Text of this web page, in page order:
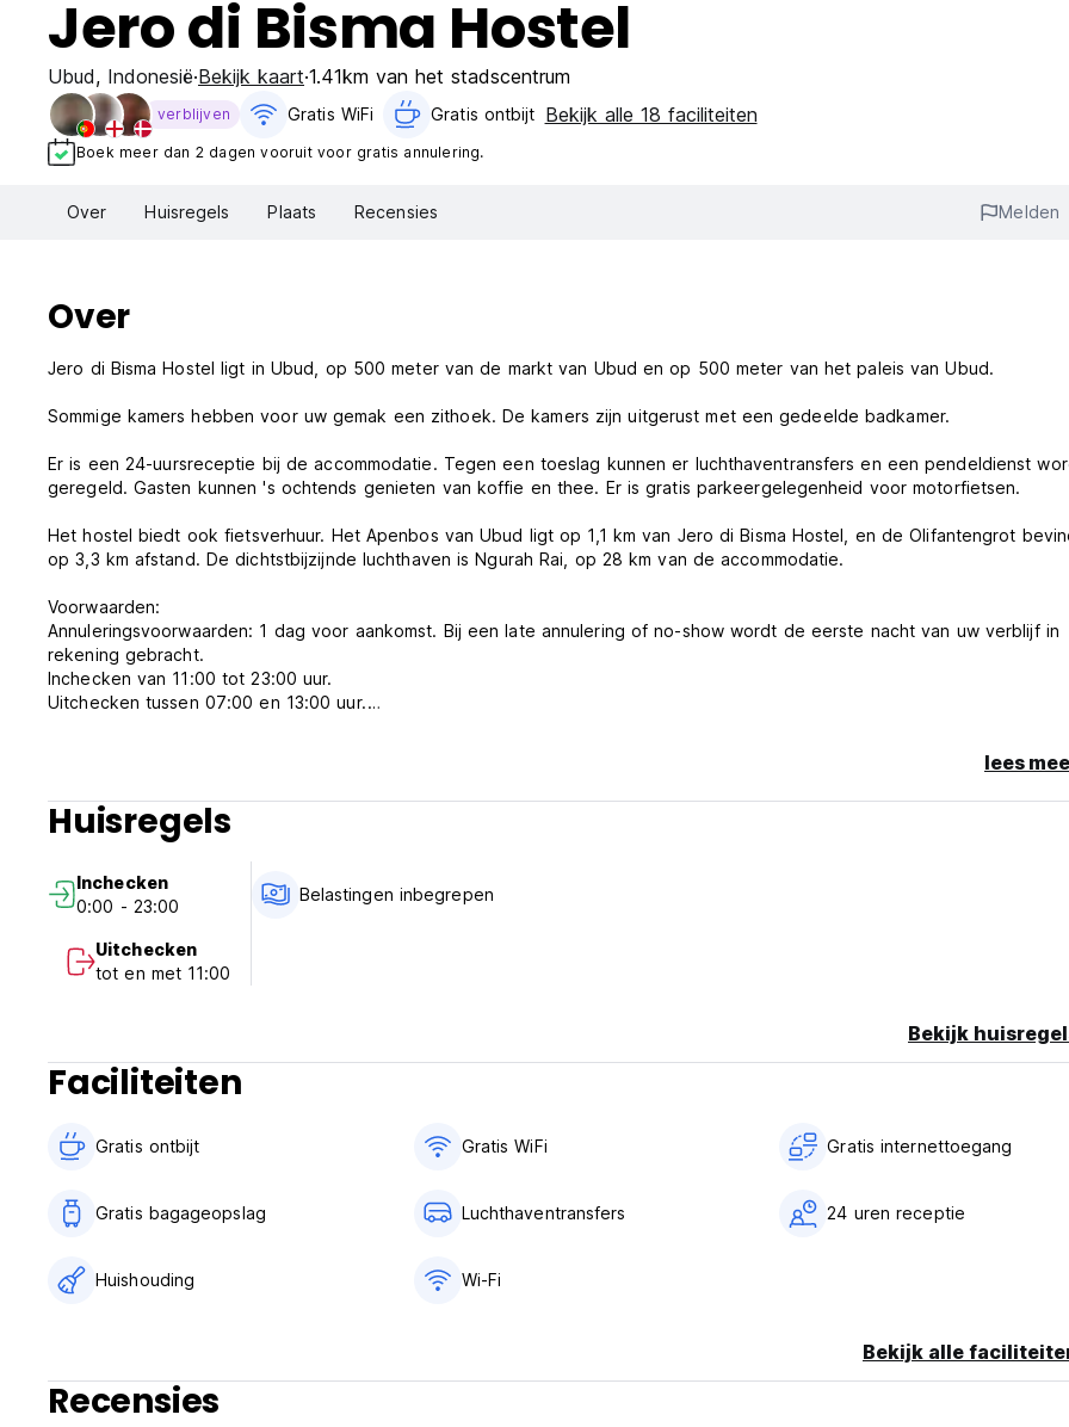
Jero di Bisma Hostel
Ubud, Indonesië Bekijk kaart 1.41km van het stadscentrum
verblijven Gratis WiFi Gratis ontbijt‎ Bekijk alle 18 faciliteiten
Boek meer dan 2 dagen vooruit voor gratis annulering.
Over Huisregels Plaats Recensies Melden
Over
Jero di Bisma Hostel ligt in Ubud, op 500 meter van de markt van Ubud en op 500 meter van het paleis van Ubud.
Sommige kamers hebben voor uw gemak een zithoek. De kamers zijn uitgerust met een gedeelde badkamer.
Er is een 24-uursreceptie bij de accommodatie. Tegen een toeslag kunnen er luchthaventransfers en een pendeldienst
geregeld. Gasten kunnen 's ochtends genieten van koffie en thee. Er is gratis parkeergelegenheid voor motorfietsen.
Het hostel biedt ook fietsverhuur. Het Apenbos van Ubud ligt op 1,1 km van Jero di Bisma Hostel, en de Olifantengrot
op 3,3 km afstand. De dichtstbijzijnde luchthaven is Ngurah Rai, op 28 km van de accommodatie.
Voorwaarden:
Annuleringsvoorwaarden: 1 dag voor aankomst. Bij een late annulering of no-show wordt de eerste nacht van uw verblijf in
rekening gebracht.
Inchecken van 11:00 tot 23:00 uur.
Uitchecken tussen 07:00 en 13:00 uur.
Avondklok vanaf 23.00 uur. Doe het licht op het bed uit
Wij accepteren geen klanten jonger dan 16 jaar.
Niet roken. Niet roken in de kamer, maar er is wel een rookruimte
De accommodatie voert een pre-autorisatie uit voor de eerste nacht om de reservering te garanderen (Auto-translated
original language)
lees
Huisregels
Inchecken
0:00 - 23:00
Uitchecken
tot en met 11:00
Belastingen inbegrepen
Bekijk
Faciliteiten
Gratis ontbijt‎ Gratis WiFi Gratis internettoegang
Gratis bagageopslag Luchthaventransfers 24 uren receptie
Huishouding Wi-Fi
Bekijk alle
Recensies